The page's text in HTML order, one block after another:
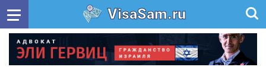
VisaSam.ru